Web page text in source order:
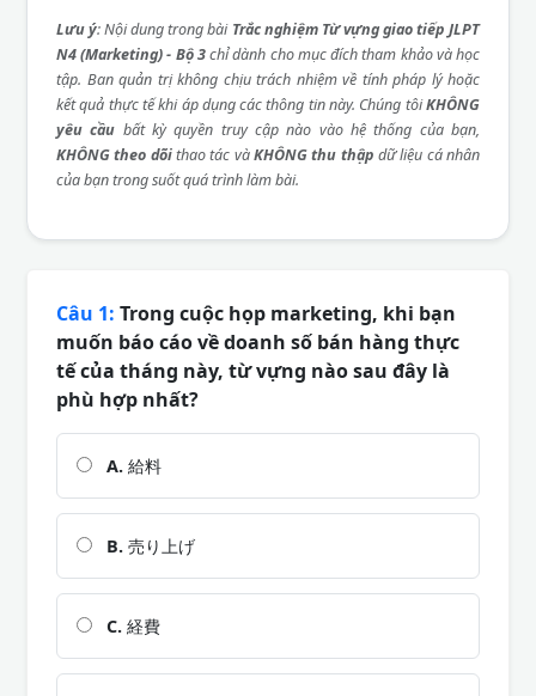
Lưu ý: Nội dung trong bài Trắc nghiệm Từ vựng giao tiếp JLPT
N4 (Marketing) - Bộ 3chỉ dành cho mục đích tham khảo và học
tập. Ban quản trị không chịu trách nhiệm về tính pháp lý hoặc
kết quả thực tế khi áp dụng các thông tin này. Chúng tôiKHÔNG
yêu cầu bất kỳ quyền truy cập nào vào hệ thống của bạn,
KHÔNG theo dõithao tác vàKHÔNG thu thập dữ liệu cá nhân
của bạn trong suốt quá trình làm bài.
Câu 1: Trong cuộc họp marketing, khi bạn
muốn báo cáo về doanh số bán hàng thực
tế của tháng này, từ vựng nào sau đây là
phù hợp nhất?
A. 給料
B. 売り上げ
C. 経費